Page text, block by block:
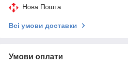
Нова Пошта
Всі умови доставки
Умови оплати